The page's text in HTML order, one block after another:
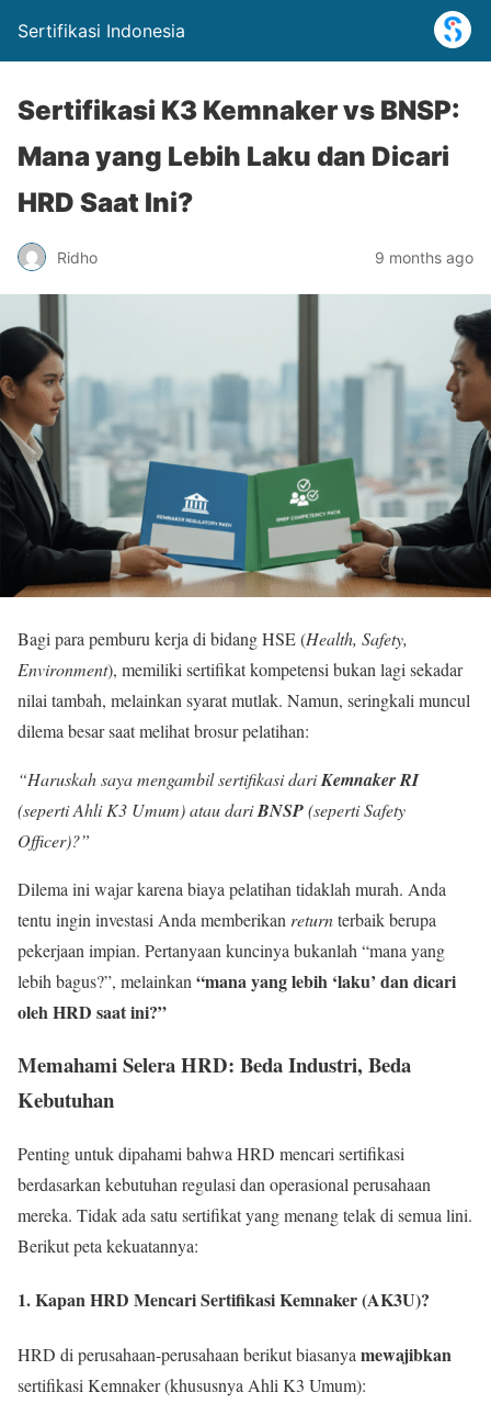
Sertifikasi Indonesia
Sertifikasi K3 Kemnaker vs BNSP:
Mana yang Lebih Laku dan Dicari
HRD Saat Ini?
Ridho 9 months ago
Bagi para pemburu kerja di bidang HSE (Health, Safety,
Environment), memiliki sertifikat kompetensi bukan lagi sekadar
nilai tambah, melainkan syarat mutlak. Namun, seringkali muncul
dilema besar saat melihat brosur pelatihan:
“Haruskah saya mengambil sertifikasi dariKemnaker RI
(seperti Ahli K3 Umum) atau dariBNSP(seperti Safety
Officer)?”
Dilema ini wajar karena biaya pelatihan tidaklah murah. Anda
tentu ingin investasi Anda memberikan returnterbaik berupa
pekerjaan impian. Pertanyaan kuncinya bukanlah “mana yang
lebih bagus?”, melainkan “mana yang lebih ‘laku’ dan dicari
oleh HRD saat ini?”
Memahami Selera HRD: Beda Industri, Beda
Kebutuhan
Penting untuk dipahami bahwa HRD mencari sertifikasi
berdasarkan kebutuhan regulasi dan operasional perusahaan
mereka. Tidak ada satu sertifikat yang menang telak di semua lini.
Berikut peta kekuatannya:
1. Kapan HRD Mencari Sertifikasi Kemnaker (AK3U)?
HRD di perusahaan-perusahaan berikut biasanya mewajibkan
sertifikasi Kemnaker (khususnya Ahli K3 Umum):